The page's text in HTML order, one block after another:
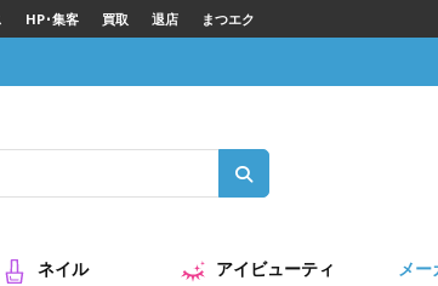
HP･集客 買取 退店 まつエク
ネイル アイビューティ メー